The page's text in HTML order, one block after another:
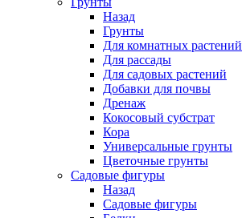
Назад
Грунты
Для комнатных растений
Для рассады
Для садовых растений
Добавки для почвы
Дренаж
Кокосовый субстрат
Кора
Универсальные грунты
Цветочные грунты
Садовые фигуры
Назад
Садовые фигуры